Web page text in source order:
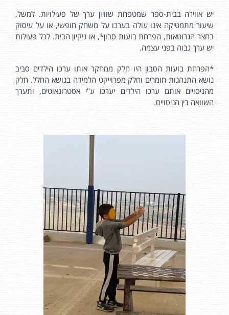
יש אווירה בבית-ספר שמטפחת שוויון ערך של פעילויות. למשל,
שיעור מתמטיקה אינו עולה בערכו על משחק חופשי, או על עיסוק
בחצר הגרוטאות, הפרחת בועות סבון*, או ניקיון הבית. לכל פעילות
יש ערך גבוה בפני עצמה.
*הפרחת בועות הסבון היו חלק ממחקר אותו ערכו הילדים סביב
נושא התנהגות חומרים וחלק מפרוייקט הלמידה בנושא החלל. חלק
מהניסויים אותם ערכו הילדים יערכו ע"י אסטרונאוטים, ותערך
השוואה בין הניסויים.